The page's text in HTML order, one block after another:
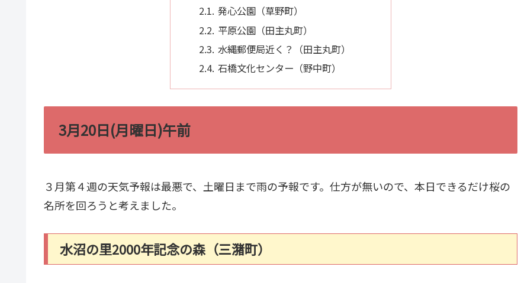
発心公園（草野町）
平原公園（田主丸町）
水縄郵便局近く？（田主丸町）
石橋文化センター（野中町）
3月20日(月曜日)午前
３月第４週の天気予報は最悪で、土曜日まで雨の予報です。仕方が無いので、本日できるだけ桜の
名所を回ろうと考えました。
水沼の里2000年記念の森（三潴町）